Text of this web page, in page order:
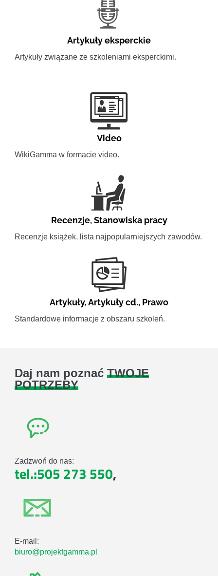
Artykuły eksperckie
Artykuły związane ze szkoleniami eksperckimi.
Video
WikiGamma w formacie video.
Recenzje,Stanowiska pracy
Recenzje książek, lista najpopularniejszych zawodów.
Artykuły,Artykuły cd., Prawo
Standardowe informacje z obszaru szkoleń.
Daj nam poznać TWOJE
POTRZEBY
Zadzwoń do nas:
tel.:505 273 550,
E-mail:
biuro@projektgamma.pl